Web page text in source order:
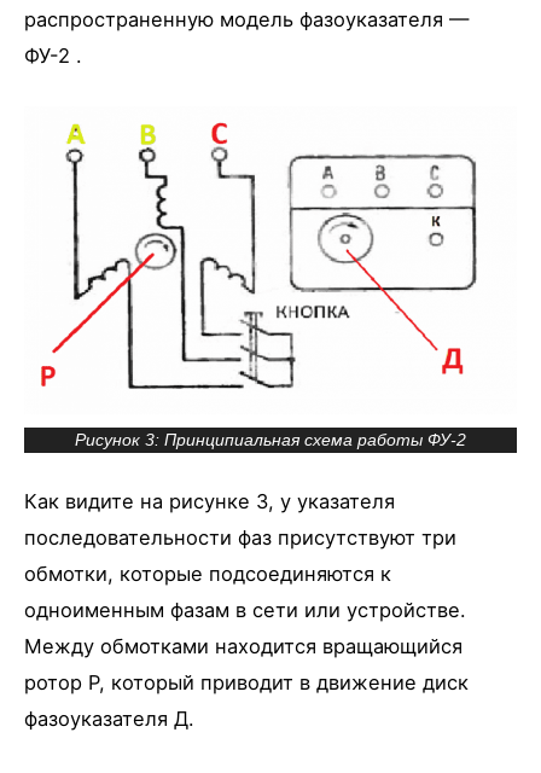
распространенную модель фазоуказателя —
ФУ-2 .
Рисунок 3: Принципиальная схема работы ФУ-2
Как видите на рисунке 3, у указателя
последовательности фаз присутствуют три
обмотки, которые подсоединяются к
одноименным фазам в сети или устройстве.
Между обмотками находится вращающийся
ротор Р, который приводит в движение диск
фазоуказателя Д.